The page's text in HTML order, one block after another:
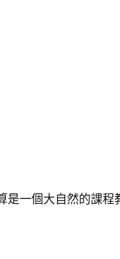
是一個大自然的課程